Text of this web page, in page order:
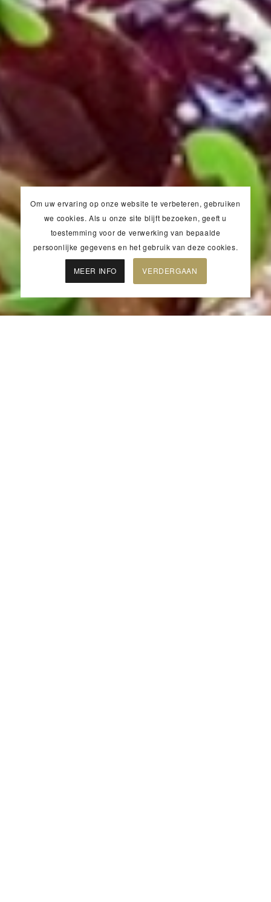
Om uw ervaring op onze website te verbeteren, gebruiken
we cookies. Als u onze site blijft bezoeken, geeft u
toestemming voor de verwerking van bepaalde
persoonlijke gegevens en het gebruik van deze cookies.
MEER INFO VERDERGAAN